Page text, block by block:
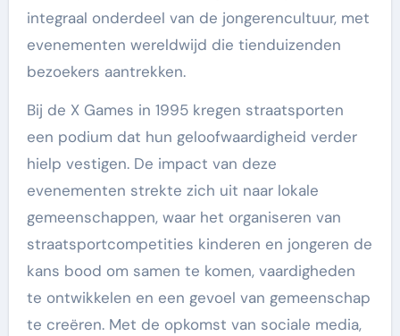
integraal onderdeel van de jongerencultuur, met
evenementen wereldwijd die tienduizenden
bezoekers aantrekken.
Bij de X Games in 1995 kregen straatsporten
een podium dat hun geloofwaardigheid verder
hielp vestigen. De impact van deze
evenementen strekte zich uit naar lokale
gemeenschappen, waar het organiseren van
straatsportcompetities kinderen en jongeren de
kans bood om samen te komen, vaardigheden
te ontwikkelen en een gevoel van gemeenschap
te creëren. Met de opkomst van sociale media,